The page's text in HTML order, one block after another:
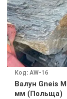
Код: AW-16
Валун Gneis
мм (Польща)